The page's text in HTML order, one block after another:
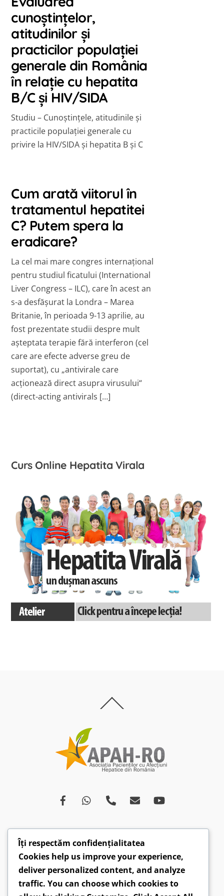
cunoștințelor,
atitudinilor și
practicilor populației
generale din România
în relație cu hepatita
B/C și HIV/SIDA
Studiu – Cunoștințele, atitudinile și
practicile populației generale cu
privire la HIV/SIDA și hepatita B și C
Cum arată viitorul în
tratamentul hepatitei
C? Putem spera la
eradicare?
La cel mai mare congres internațional
pentru studiul ficatului (International
Liver Congress – ILC), care în acest an
s-a desfășurat la Londra – Marea
Britanie, în perioada 9-13 aprilie, au
fost prezentate studii despre mult
așteptata terapie fără interferon (cel
care are efecte adverse greu de
suportat), cu „antivirale care
acţionează direct asupra virusului“
(direct-acting antivirals […]
Curs Online Hepatita Virala
To
Despre Afecțiuni Ce spun medicii
Campanii
Drepturi
Susținători Opinii
Video
Articole
Comunicate
Îți respectăm confidențialitatea
Cookies help us improve your experience,
deliver personalized content, and analyze
traffic. You can choose which cookies to